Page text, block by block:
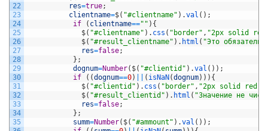
22
23
24
25
26
27
28
29
30
31
32
33
34
35
res=true;
clientname=$( "#clientname" ) .val ( ) ;
if
( clientname=="" ) {
$( "#clientname" ) . css ( "border" , "2px solid
$( "#result_clientname" ) . html ( "Это
res=false;
} ;
dognum=Number( $( "#clientid" ) .val ( ) ) ;
if
( (dognum==0) ( isNaN (dognum) ) ) {
$( "#clientid" ) . css ( "border" , "2px solid red"
$( "#result_clientid" ) . html ( "Значение не
res=false;
} ;
summ=Number( $( "#ammount" ) .val ( ) ) ;